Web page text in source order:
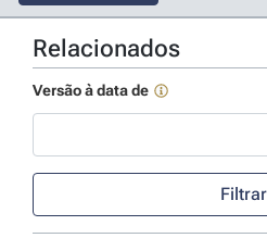
Relacionados
Versão à data de
Use a tecla de seta para baixo
Filtrar